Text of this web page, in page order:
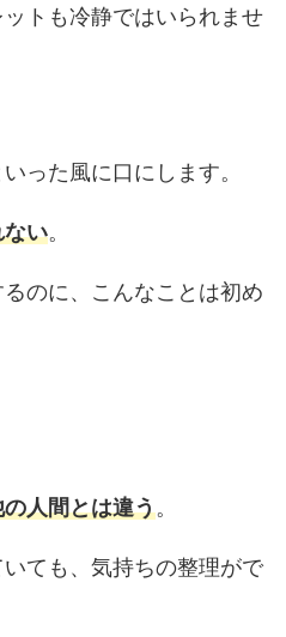
トも冷静ではいられませ
った風に口にします。
い。
のに、こんなことは初め
人間とは違う。
ても、気持ちの整理がで